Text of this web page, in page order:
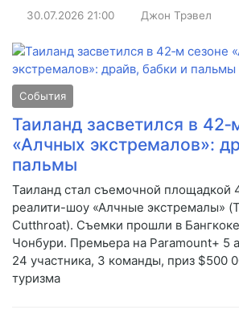
30.07.2026 21:00 Джон Трэвел
События
Таиланд засветился в
«Алчных экстремалов»:
пальмы
Таиланд стал съемочной площадкой
реалити-шоу «Алчные экстремалы»
Cutthroat). Съемки прошли в
Чонбури. Премьера на Paramount+ 5
24 участника, 3 команды, приз $500
туризма